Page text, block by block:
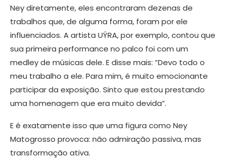
Ney diretamente, eles encontraram dezenas de
trabalhos que, de alguma forma, foram por ele
influenciados. A artista UÝRA, por exemplo, contou que
sua primeira performance no palco foi com um
medley de músicas dele. E disse mais: “Devo todo o
meu trabalho a ele. Para mim, é muito emocionante
participar da exposição. Sinto que estou prestando
uma homenagem que era muito devida”.
E é exatamente isso que uma figura como Ney
Matogrosso provoca: não admiração passiva, mas
transformação ativa.